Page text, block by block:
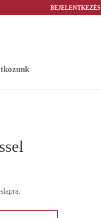
BEJELENTKEZÉS